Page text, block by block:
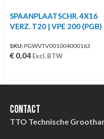
SPAANPLAATSCHR. 4X16
VERZ. T20 | VPE 200 (PGB)
SKU:PGWVTV001004000163
€ 0,04 Excl. BTW
Contact
TTO Technische